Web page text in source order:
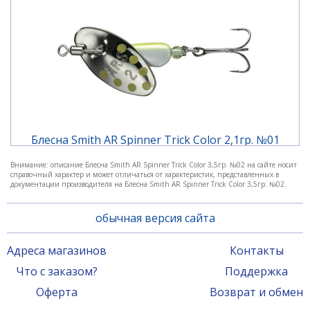
При работе с блесной AR-S Trout Model – строй
спиннинга не имеет значения, и это очень важно!
Проводка – вот секрет успешной рыбалки. На
платных водоемах, в слаботекущей воде, в озерах –
При ловле форели на «платниках» - заброс на
бровку. Не спешите! Дайте блесне, еще на падении,
обозначить хищнику свое присутствие. Проводите
медленно, с коротким, очень деликатными,
диагональными твичами вверх. Если хищник
мазнул по приманке – не останавливайте проводку!
При поклевке, крючки вопьются в пасть вашей
добычи, не давая ни единого шанса на побег. Окунь
сам побежит за яркой блесной, особенно на
мелководье.
Блесна Smith AR Spinner Trick Color 2,1гр. №01
990 ₽
Внимание: описание Блесна Smith AR Spinner Trick Color 3,5гр. №02 на сайте носит
справочный характер и может отличаться от характеристик, представленных в
документации производителя на Блесна Smith AR Spinner Trick Color 3,5гр. №02.
обычная версия сайта
Адреса магазинов
Что с заказом?
Оферта
Контакты
Поддержка
Возврат и обмен